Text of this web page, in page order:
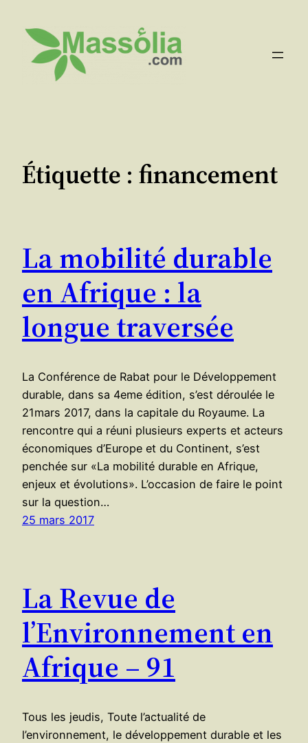
contenu
Étiquette : financement
La mobilité durable
en Afrique : la
longue traversée
La Conférence de Rabat pour le Développement
durable, dans sa 4eme édition, s’est déroulée le
21mars 2017, dans la capitale du Royaume. La
rencontre qui a réuni plusieurs experts et acteurs
économiques d’Europe et du Continent, s’est
penchée sur «La mobilité durable en Afrique,
enjeux et évolutions». L’occasion de faire le point
sur la question…
25 mars 2017
La Revue de
l’Environnement en
Afrique – 91
Tous les jeudis, Toute l’actualité de
l’environnement, le développement durable et les